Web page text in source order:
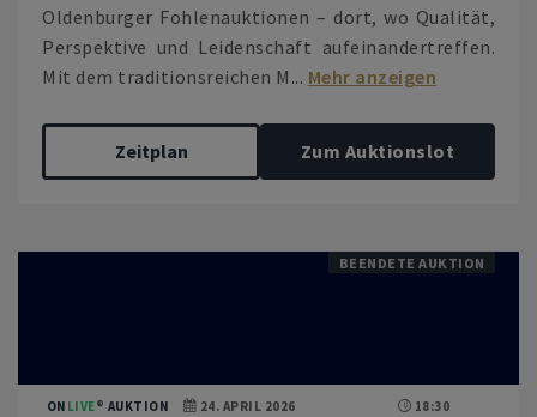
Oldenburger Fohlenauktionen – dort, wo Qualität,
Perspektive und Leidenschaft aufeinandertreffen.
Mit dem traditionsreichen M... Mehr anzeigen
Zeitplan Zum Auktionslot
BEENDETE AUKTION
ON LIVE AUKTION 24. APRIL 2026 18:30